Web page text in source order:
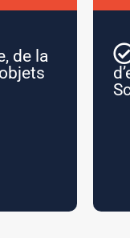
de la